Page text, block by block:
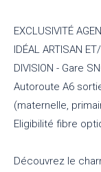
EXCLUSIVITÉ
IDÉAL ARTISAN
DIVISION - Gare
Autoroute A6
(maternelle,
Eligibilité fibre
Découvrez le